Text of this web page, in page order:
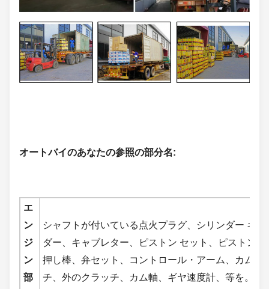
オートバイのあなたの参照の部分名:
エ
ン
ジ
ン
部
シャフトが付いている点火プラグ、シリンダー キ
ダー、キャブレター、ピストン セット、ピストン
押し棒、弁セット、コントロール・アーム、カム従
チ、外のクラッチ、カム軸、ギヤ速度計、等を。